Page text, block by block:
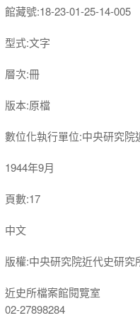
館藏號:18-23-01-25-14-005
型式:文字
層次:冊
版本:原檔
數位化執行單位:中央研究院
1944年9月
頁數:17
中文
版權:中央研究院近代史研究
近史所檔案館閱覽室
02-27898284